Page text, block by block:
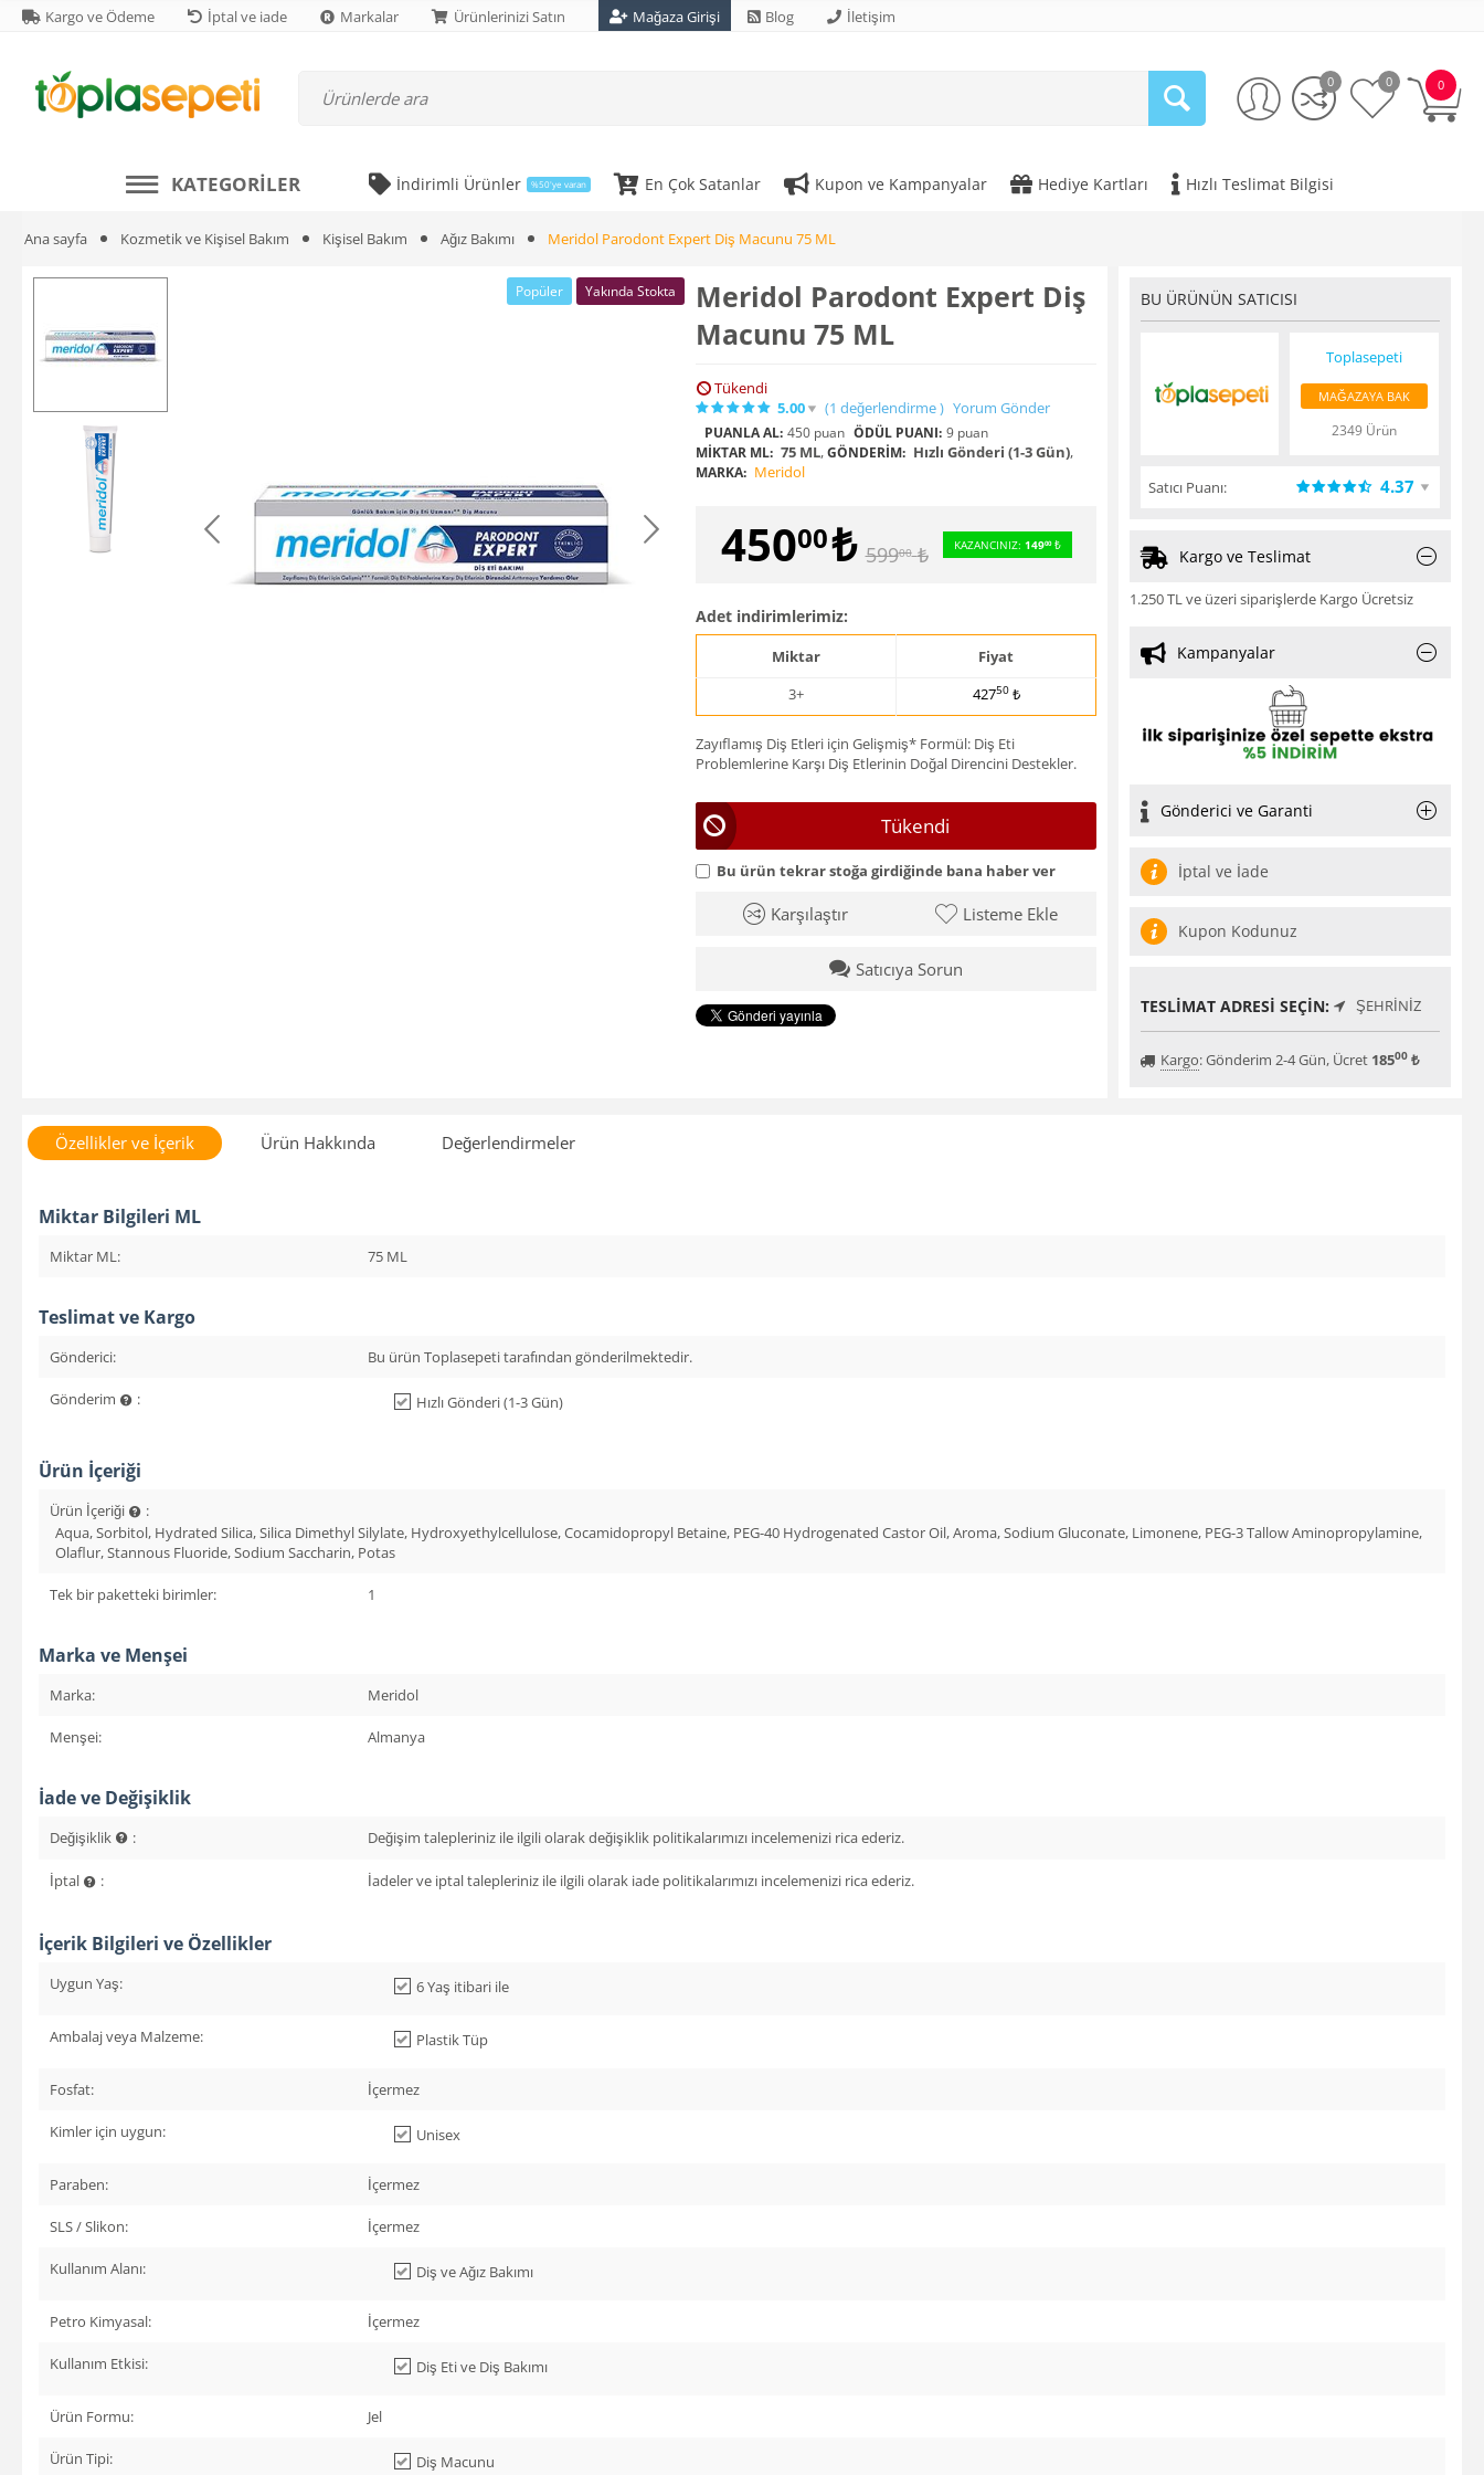
Kargo ve Ödeme İptal ve iade Markalar Ürünlerinizi Satın Mağaza Girişi Blog İletişim
0
0 0
KATEGORILER İndirimli Ürünler %50'ye varan En Çok Satanlar Kupon ve Kampanyalar Hediye Kartları Hızlı Teslimat Bilgisi
Ana sayfa Kozmetik ve Kişisel Bakım Kişisel Bakım Ağız Bakımı Meridol Parodont Expert Diş Macunu 75 ML
Popüler Yakında Stokta
Meridol Parodont Expert Diş
Macunu 75 ML
Tükendi
5.00
(1 değerlendirme) Yorum Gönder
PUANLA AL: 450 puan ÖDÜL PUANI: 9 puan
MIKTAR ML: 75 ML,GÖNDERIM: Hızlı Gönderi (1-3 Gün),
MARKA: Meridol
45000₺ 59900 ₺ KAZANCINIZ: 14900₺
Adet indirimlerimiz:
Miktar
Fiyat
3+
42750₺
Zayıflamış Diş Etleri için Gelişmiş* Formül: Diş Eti
Problemlerine Karşı Diş Etlerinin Doğal Direncini Destekler.
Tükendi
Bu ürün tekrar stoğa girdiğinde bana haber ver
Karşılaştır Listeme Ekle
Satıcıya Sorun
BU ÜRÜNÜN SATICISI
Toplasepeti
MAĞAZAYA BAK
2349 Ürün
Satıcı Puanı: 4.37
Kargo ve Teslimat
1.250 TL ve üzeri siparişlerde Kargo Ücretsiz
Kampanyalar
Gönderici ve Garanti
İptal ve İade
Kupon Kodunuz
TESLIMAT ADRESI SEÇIN: ŞEHRINIZ
Kargo:Gönderim 2-4 Gün, Ücret 18500 ₺
Özellikler ve İçerik Ürün Hakkında Değerlendirmeler
Miktar Bilgileri ML
Miktar ML: 75 ML
Teslimat ve Kargo
Gönderici: Bu ürün Toplasepeti tarafından gönderilmektedir.
Gönderim : Hızlı Gönderi (1-3 Gün)
Ürün İçeriği
Ürün İçeriği
:
Aqua, Sorbitol, Hydrated Silica, Silica Dimethyl Silylate, Hydroxyethylcellulose, Cocamidopropyl Betaine, PEG-40 Hydrogenated Castor Oil, Aroma, Sodium Gluconate, Limonene, PEG-3 Tallow Aminopropylamine,
Olaflur, Stannous Fluoride, Sodium Saccharin, Potas
Tek bir paketteki birimler: 1
Marka ve Menşei
Marka: Meridol
Menşei: Almanya
İade ve Değişiklik
Değişiklik : Değişim talepleriniz ile ilgili olarak değişiklik politikalarımızı incelemenizi rica ederiz.
İptal : İadeler ve iptal talepleriniz ile ilgili olarak iade politikalarımızı incelemenizi rica ederiz.
İçerik Bilgileri ve Özellikler
Uygun Yaş: 6 Yaş itibari ile
Ambalaj veya Malzeme: Plastik Tüp
Fosfat: İçermez
Kimler için uygun: Unisex
Paraben: İçermez
SLS / Slikon: İçermez
Kullanım Alanı: Diş ve Ağız Bakımı
Petro Kimyasal: İçermez
Kullanım Etkisi: Diş Eti ve Diş Bakımı
Ürün Formu: Jel
Ürün Tipi: Diş Macunu